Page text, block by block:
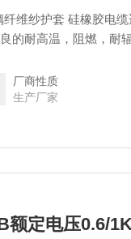
维纱护套 硅橡胶电
的耐高温，阻燃，耐
，电厂，焦化厂，石
厂商性质
生产厂家
额定电压0.6/